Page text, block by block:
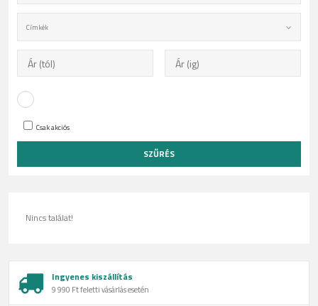
Címkék
Csak akciós
Nincs találat!
Ingyenes kiszállítás
9 990 Ft feletti vásárlás esetén